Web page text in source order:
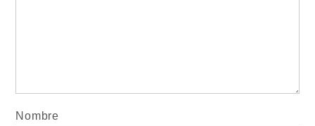
Nombre